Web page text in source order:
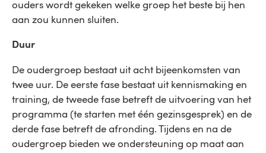
ouders wordt gekeken welke groep het beste bij hen
aan zou kunnen sluiten.
Duur
De oudergroep bestaat uit acht bijeenkomsten van
twee uur. De eerste fase bestaat uit kennismaking en
training, de tweede fase betreft de uitvoering van het
programma (te starten met één gezinsgesprek) en de
derde fase betreft de afronding. Tijdens en na de
oudergroep bieden we ondersteuning op maat aan